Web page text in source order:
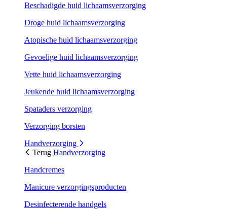
Beschadigde huid lichaamsverzorging
Droge huid lichaamsverzorging
Atopische huid lichaamsverzorging
Gevoelige huid lichaamsverzorging
Vette huid lichaamsverzorging
Jeukende huid lichaamsverzorging
Spataders verzorging
Verzorging borsten
Handverzorging
Terug Handverzorging
Handcremes
Manicure verzorgingsproducten
Desinfecterende handgels